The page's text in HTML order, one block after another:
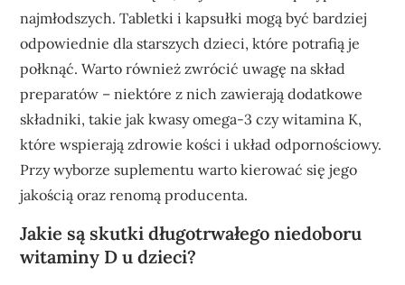
najmłodszych. Tabletki i kapsułki mogą być bardziej
odpowiednie dla starszych dzieci, które potrafią je
połknąć. Warto również zwrócić uwagę na skład
preparatów – niektóre z nich zawierają dodatkowe
składniki, takie jak kwasy omega-3 czy witamina K,
które wspierają zdrowie kości i układ odpornościowy.
Przy wyborze suplementu warto kierować się jego
jakością oraz renomą producenta.
Jakie są skutki długotrwałego niedoboru
witaminy D u dzieci?